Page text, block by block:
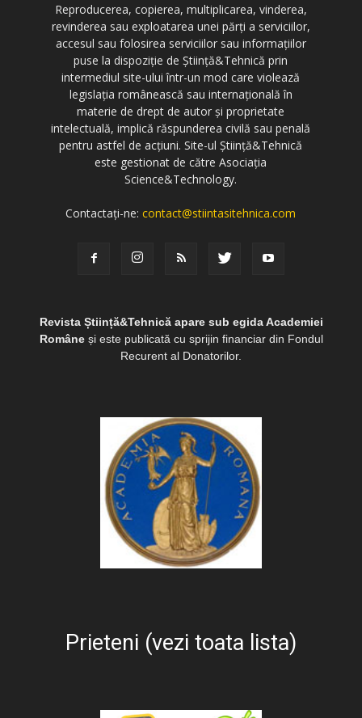
Reproducerea, copierea, multiplicarea, vinderea,
revinderea sau exploatarea unei părți a serviciilor,
accesul sau folosirea serviciilor sau informațiilor
puse la dispoziție de Știință&Tehnică prin
intermediul site-ului într-un mod care violează
legislația românească sau internațională în
materie de drept de autor și proprietate
intelectuală, implică răspunderea civilă sau penală
pentru astfel de acțiuni. Site-ul Știință&Tehnică
este gestionat de către Asociația
Science&Technology.
Contactați-ne:contact@stiintasitehnica.com
Revista Știință&Tehnică apare sub egida Academiei
Româneși este publicată cu sprijin financiar din Fondul
Recurent al Donatorilor.
Prieteni (vezi toata lista)